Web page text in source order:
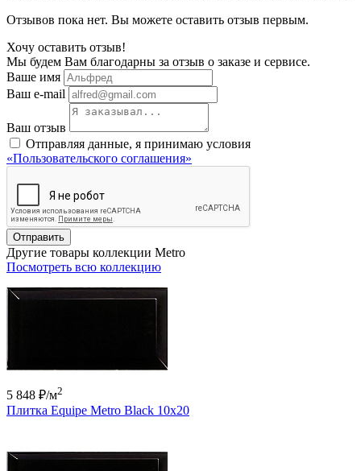
Отзывов пока нет. Вы можете оставить отзыв первым.
Хочу оставить отзыв!
Мы будем Вам благодарны за отзыв о заказе и сервисе.
Ваше имя
Ваш e-mail
Ваш отзыв
Отправляя данные, я принимаю условия
«Пользовательского соглашения»
Отправить
Другие товары коллекции Metro
Посмотреть всю коллекцию
5 848 ₽/м2
Плитка Equipe Metro Black 10x20